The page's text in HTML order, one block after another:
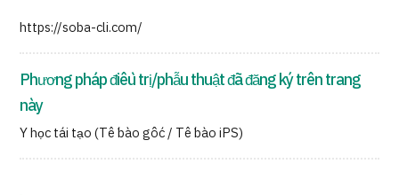
https://soba-cli.com/
Phương pháp điều trị/phẫu thuật đã đăng ký trên trang
này
Y học tái tạo (Tế bào gốc / Tế bào iPS)